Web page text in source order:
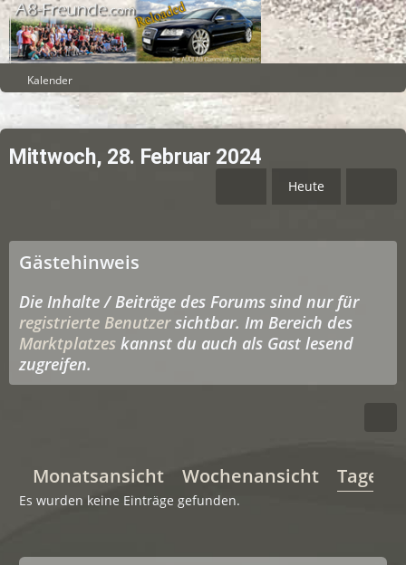
Kalender
Mittwoch, 28. Februar 2024
Heute
Gästehinweis
Die Inhalte / Beiträge des Forums sind nur für
registrierte Benutzersichtbar. Im Bereich des
Marktplatzes kannst du auch als Gast lesend
zugreifen.
Monatsansicht Wochenansicht
Es wurden keine Einträge gefunden.